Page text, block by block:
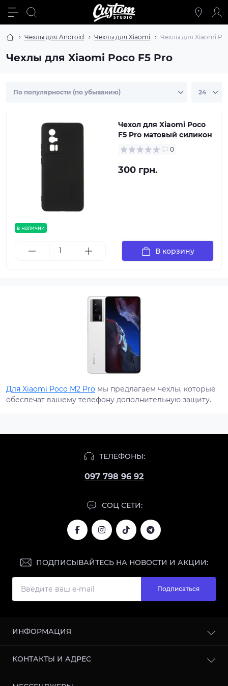
Чехлы для Android Чехлы для Xiaomi Чехлы для Xiaomi
Чехлы для Xiaomi Poco F5 Pro
в наличии
Чехол для Xiaomi Poco
F5 Pro матовый силикон
0
300 грн.
В корзину
Для Xiaomi Poco M2 Pro мы предлагаем чехлы, которые
обеспечат вашему телефону дополнительную защиту.
ТЕЛЕФОНЫ:
097 798 96 92
СОЦ СЕТИ:
ПОДПИСЫВАЙТЕСЬ НА НОВОСТИ И АКЦИИ:
Подписаться
ИНФОРМАЦИЯ
Отзывы
КОНТАКТЫ И АДРЕС